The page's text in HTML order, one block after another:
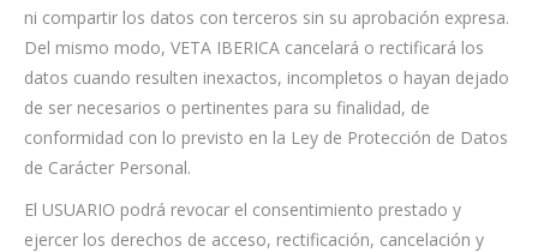
ni compartir los datos con terceros sin su aprobación expresa.
Del mismo modo, VETA IBERICA cancelará o rectificará los
datos cuando resulten inexactos, incompletos o hayan dejado
de ser necesarios o pertinentes para su finalidad, de
conformidad con lo previsto en la Ley de Protección de Datos
de Carácter Personal.
El USUARIO podrá revocar el consentimiento prestado y
ejercer los derechos de acceso, rectificación, cancelación y